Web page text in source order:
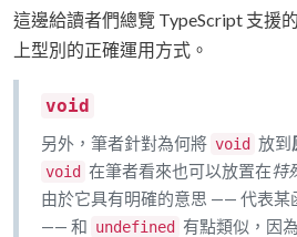
這邊給讀者們總覽 TypeScript 支援
上型別的正確運用方式。
void
另外，筆者針對為何將 void 放到
void 在筆者看來也可以放置在特
由於它具有明確的意思 —— 代表某
—— 和 undefined 有點類似，因